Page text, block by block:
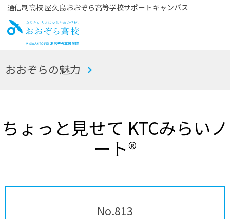
通信制高校 屋久島おおぞら高等学校サポートキャンパス
お
おおぞらの魅力
ちょっと見せて KTCみらいノ
ート®
No.813